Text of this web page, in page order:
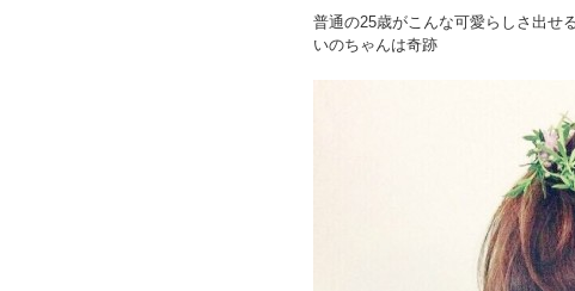
普通の25歳がこんな可愛らしさ出せ
いのちゃんは奇跡